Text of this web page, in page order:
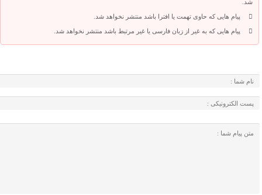
شد.
پیام هایی که حاوی تهمت یا افترا باشد منتشر نخواهد شد.
پیام هایی که به غیر از زبان فارسی یا غیر مرتبط باشد منتشر نخواهد شد.